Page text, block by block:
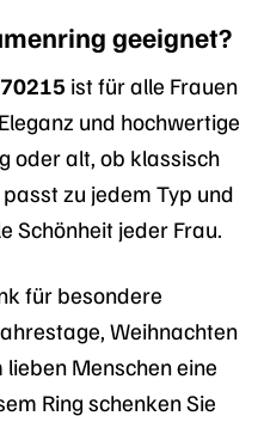
geeignet?
ist für alle Frauen
und hochwertige
oder alt, ob klassisch
zu jedem Typ und
Schönheit jeder Frau.
für besondere
Weihnachten
Menschen eine
Ring schenken Sie